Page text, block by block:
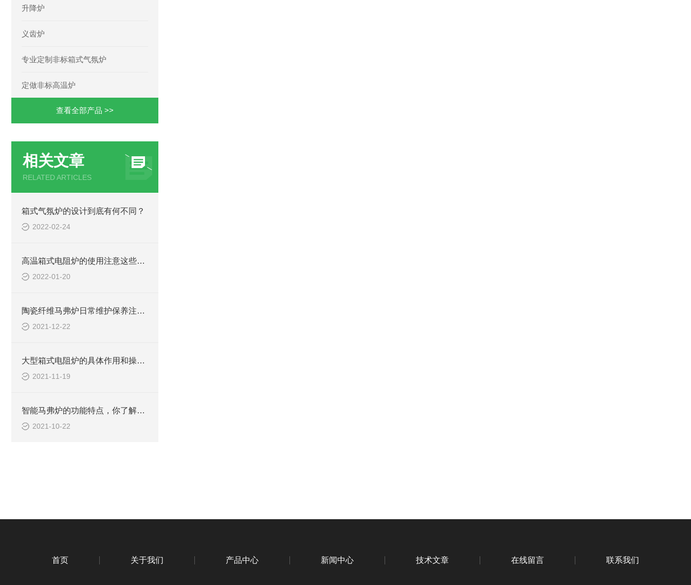
升降炉
义齿炉
专业定制非标箱式气氛炉
定做非标高温炉
查看全部产品 >>
相关文章
RELATED ARTICLES
箱式气氛炉的设计到底有何不同？
2022-02-24
高温箱式电阻炉的使用注意这些地方，才能保证安全！
2022-01-20
陶瓷纤维马弗炉日常维护保养注意事项
2021-12-22
大型箱式电阻炉的具体作用和操作规程
2021-11-19
智能马弗炉的功能特点，你了解多少？
2021-10-22
首页 关于我们 产品中心 新闻中心 技术文章 在线留言 联系我们